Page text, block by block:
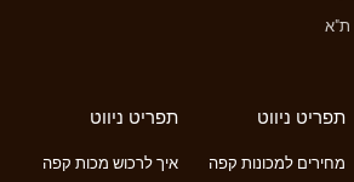
תפריט ניווט
מחירים למכונות קפה
תפריט ניווט
איך לרכוש מכות קפה